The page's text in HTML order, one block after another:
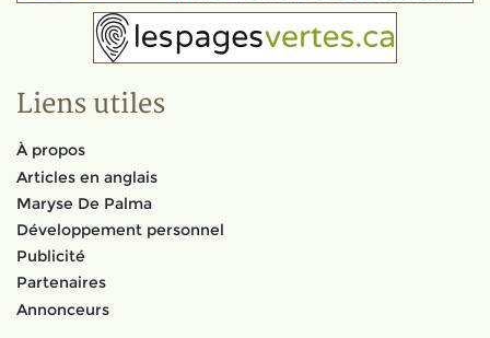
Liens utiles
À propos
Articles en anglais
Maryse De Palma
Développement personnel
Publicité
Partenaires
Annonceurs